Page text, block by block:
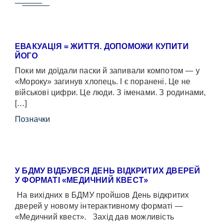
ЕВАКУАЦІЯ = ЖИТТЯ. ДОПОМОЖИ КУПИТИ
ЙОГО
Поки ми доїдали паски й запивали компотом — у
«Мороку» загинув хлопець. І є поранені. Це не
військові цифри. Це люди. З іменами. З родинами,
[…]
Позначки
У БДМУ ВІДБУВСЯ ДЕНЬ ВІДКРИТИХ ДВЕРЕЙ
У ФОРМАТІ «МЕДИЧНИЙ КВЕСТ»
На вихідних в БДМУ пройшов День відкритих
дверей у новому інтерактивному форматі —
«Медичний квест». Захід дав можливість